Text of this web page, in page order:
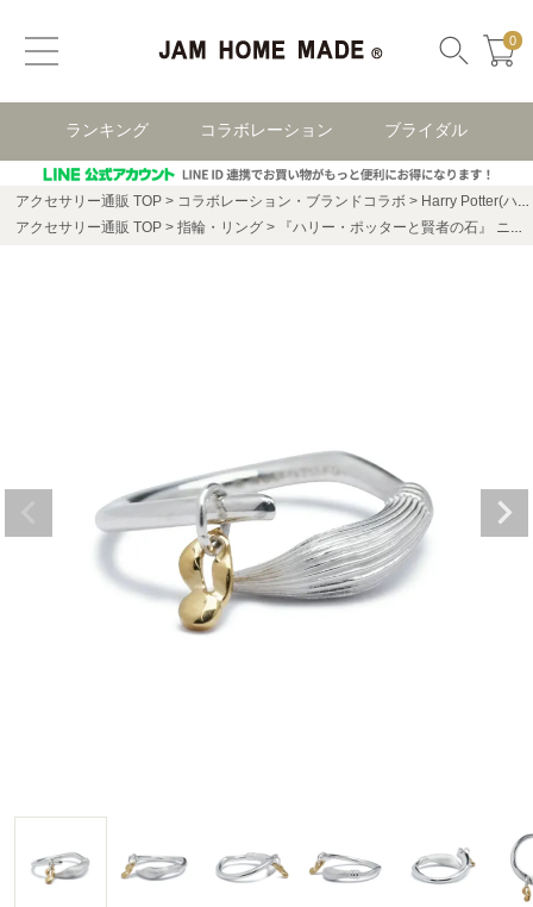
0
ランキング コラボレーション ブライダル
アクセサリー通販 TOP コラボレーション・ブランドコラボ
Harry Potter(ハリー・ポッター)
アクセサリー通販 TOP
指輪・リング 『ハリー・ポッターと賢者の石』 ニンバス2000 & 金のスニッチ リング / 指輪